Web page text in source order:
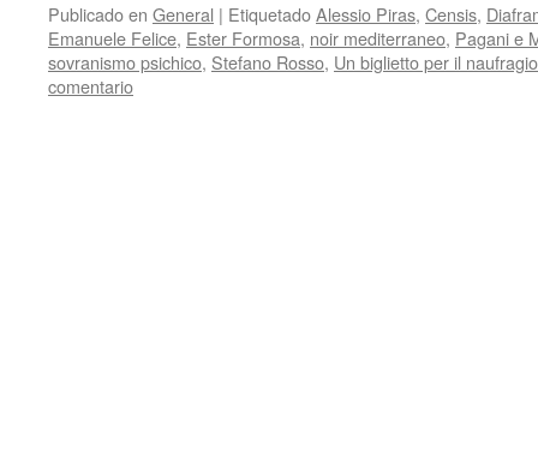
Publicado en General | EtiquetadoAlessio Piras, Censis,
Emanuele Felice, Ester Formosa, noir mediterraneo, Pagani e
sovranismo psichico, Stefano Rosso, Un biglietto per il naufragio
comentario